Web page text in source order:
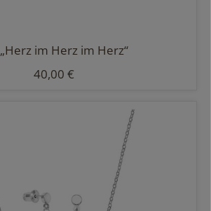
Set „Herz im Herz im Herz“
Regulärer Preis:
40,00 €